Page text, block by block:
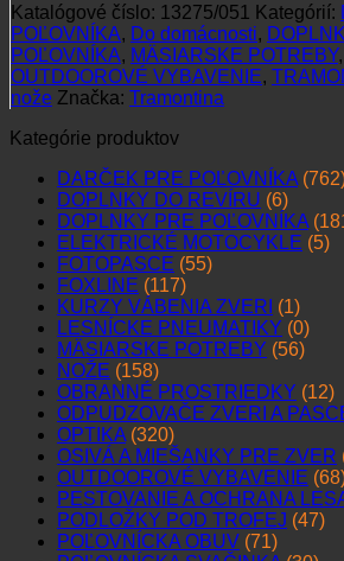
Katalógové číslo: 13275/051 Kategórií:
POĽOVNÍKA, Do domácnosti,
POĽOVNÍKA, MÄSIARSKE POTREBY,
OUTDOOROVÉ VYBAVENIE,
nože Značka: Tramontina
Kategórie produktov
DARČEK PRE POĽOVNÍKA
DOPLNKY DO REVÍRU (6)
DOPLNKY PRE POĽOVNÍKA
ELEKTRICKÉ MOTOCYKLE (5)
FOTOPASCE (55)
FOXLINE (117)
KURZY VÁBENIA ZVERI (1)
LESNÍCKE PNEUMATIKY (0)
MÄSIARSKE POTREBY (56)
NOŽE (158)
OBRANNÉ PROSTRIEDKY (12)
ODPUDZOVAČE ZVERI A
OPTIKA (320)
OSIVÁ A MIEŠANKY PRE ZVER
OUTDOOROVÉ VYBAVENIE
PESTOVANIE A OCHRANA
PODLOŽKY POD TROFEJ (47)
POĽOVNÍCKA OBUV (71)